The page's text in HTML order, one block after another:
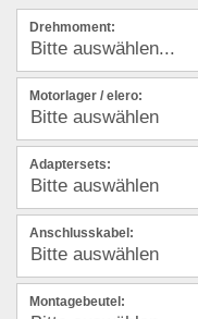
Drehmoment:
Motorlager / elero:
Adaptersets:
Anschlusskabel:
Montagebeutel: